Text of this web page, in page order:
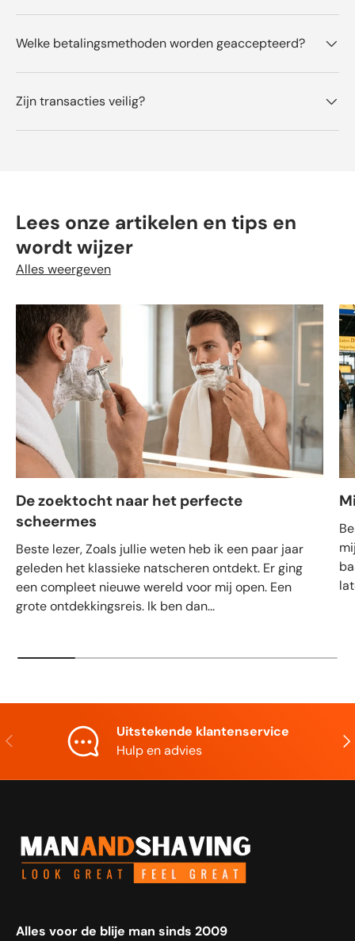
Welke betalingsmethoden worden geaccepteerd?
Zijn transacties veilig?
Lees onze artikelen en tips en
wordt wijzer
Alles weergeven
De zoektocht naar het perfecte
scheermes
Beste lezer, Zoals jullie weten heb ik een paar jaar
geleden het klassieke natscheren ontdekt. Er ging
een compleet nieuwe wereld voor mij open. Een
grote ontdekkingsreis. Ik ben dan...
Vorige
Uitstekende klantenservice
Hulp en advies
Alles voor de blije man sinds 2009